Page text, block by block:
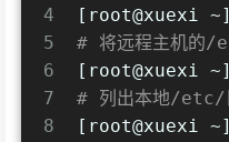
4
5
6
7
8
[root@xuexi ~]
# 将远程主机的/
[root@xuexi ~]
# 列出本地/etc/
[root@xuexi ~]